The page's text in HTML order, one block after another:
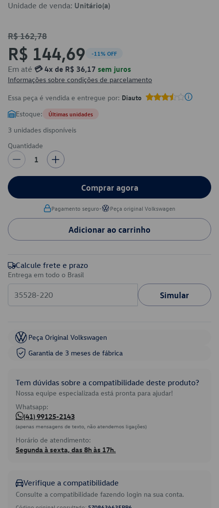
Unidade de venda: Unitário(a)
R$ 162,78
R$ 144,69 -11% OFF
Em até 💳 4x de R$ 36,17 sem juros
Informações sobre condições de parcelamento
Essa peça é vendida e entregue por: Diauto
Estoque: Últimas unidades
3 unidades disponíveis
Quantidade
1
Comprar agora
Pagamento seguro• Peça original Volkswagen
Adicionar ao carrinho
Calcule frete e prazo
Entrega em todo o Brasil
Simular
Peça Original Volkswagen
Garantia de 3 meses de fábrica
Tem dúvidas sobre a compatibilidade deste produto?
Nossa equipe especializada está pronta para ajudar!
Whatsapp:
(41) 99125-2143
(apenas mensagens de texto, não atendemos ligações)
Horário de atendimento:
Segunda à sexta, das 8h às 17h.
Verifique a compatibilidade
Consulte a compatibilidade fazendo login na sua conta.